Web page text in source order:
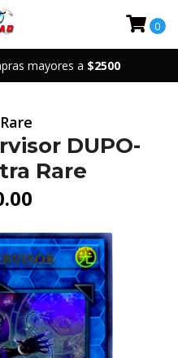
mayores a $2500
0
DUPO-
Rare